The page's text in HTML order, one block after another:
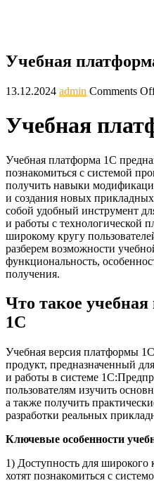
Учебная
13.12.2024 admin Comments
Учебная
Учебная платформа 1С
познакомиться с системой
получить навыки
и создания новых
собой удобный инструмент
и работы с технологической
широкому кругу
разберем возможности
функциональность,
получения.
Что такое
1С
Учебная версия платформы
продукт, предназначенный
и работы в системе
пользователям изучить
а также получить
разработки реальных
Ключевые особенности
1) Доступность для широкого
хотят познакомиться с